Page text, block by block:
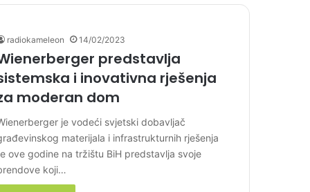
radiokameleon 14/02/2023
predstavlja
i inovativna rješenja
moderan dom
je vodeći svjetski dobavljač
materijala i infrastrukturnih rješenja
ove godine na tržištu BiH predstavlja svoje
koji…